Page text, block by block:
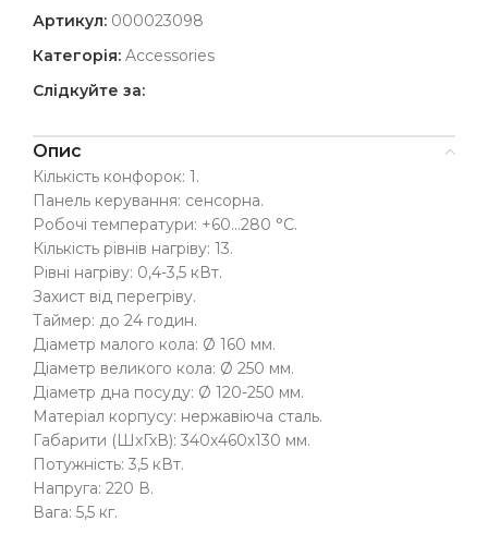
Артикул: 000023098
Категорія: Accessories
Слідкуйте за:
Опис
Кількість конфорок: 1.
Панель керування: сенсорна.
Робочі температури: +60…280 °С.
Кількість рівнів нагріву: 13.
Рівні нагріву: 0,4-3,5 кВт.
Захист від перегріву.
Таймер: до 24 годин.
Діаметр малого кола: Ø 160 мм.
Діаметр великого кола: Ø 250 мм.
Діаметр дна посуду: Ø 120-250 мм.
Матеріал корпусу: нержавіюча сталь.
Габарити (ШхГхВ): 340х460х130 мм.
Потужність: 3,5 кВт.
Напруга: 220 В.
Вага: 5,5 кг.